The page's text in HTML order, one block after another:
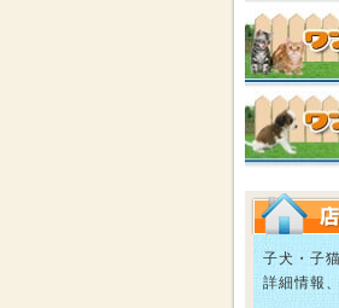
子犬・子
詳細情報